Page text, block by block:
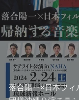
落合陽一×日本フ